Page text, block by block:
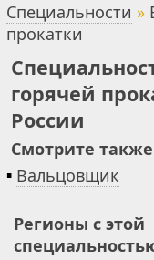
Специальности »
прокатки
горячей
России
Смотрите
▪ Вальцовщик
Регионы с этой